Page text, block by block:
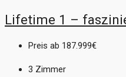
Lifetime 1 –
Preis ab 187.999€
3 Zimmer